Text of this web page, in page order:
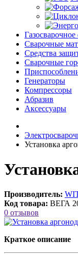
Сварочные
Средства
Сварочные
Генераторы
Компрессоры
Абразив
Аксессуары
Установка
Производитель:
Код товара: ВЕГА
0 отзывов
Краткое описание